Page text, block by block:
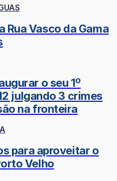
Rua Vasco da Gama
o seu 1º
julgando 3 crimes
na fronteira
para aproveitar o
Velho